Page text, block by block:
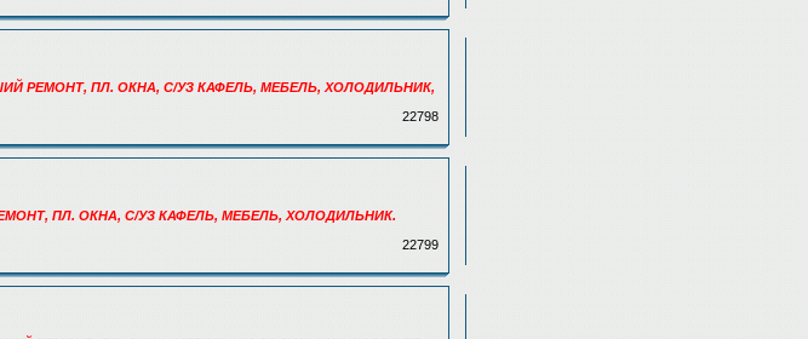
РЕМОНТ, ПЛ. ОКНА, С/УЗ КАФЕЛЬ, МЕБЕЛЬ, ХОЛОДИЛЬНИК,
22798
ПЛ. ОКНА, С/УЗ КАФЕЛЬ, МЕБЕЛЬ, ХОЛОДИЛЬНИК.
22799